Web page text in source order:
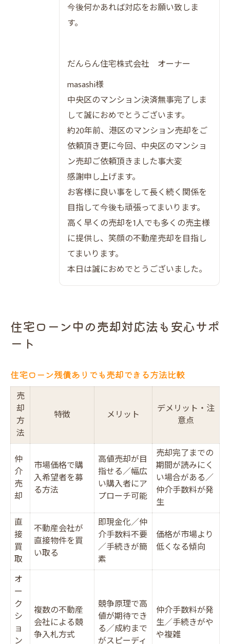
今後何かあれば対応をお願い致しま
す。
だんらん住宅株式会社 オーナー
masashi様
中央区のマンション決済無事完了しま
して誠におめでとうございます。
約20年前、港区のマンション売却をご
依頼頂き更に今回、中央区のマンショ
ン売却ご依頼頂きました事大変
感謝申し上げます。
お客様に良い事をして長く続く関係を
目指して今後も頑張ってまいります。
高く早くの売却を1人でも多くの売主様
に提供し、笑顔の不動産売却を目指し
てまいります。
本日は誠におめでとうございました。
住宅ローン中の売却対応法も安心サポ
ート
住宅ローン残債ありでも売却できる方法比較
売
却
方
法
特徴 メリット
デメリット・注
意点
仲
介
売
却
市場価格で購
入希望者を募
る方法
高値売却が目
指せる／幅広
い購入者にア
プローチ可能
売却完了までの
期間が読みにく
い場合がある／
仲介手数料が発
生
直
接
買
取
不動産会社が
直接物件を買
い取る
即現金化／仲
介手数料不要
／手続きが簡
素
価格が市場より
低くなる傾向
オ
ー
ク
シ
ョ
ン
複数の不動産
会社による競
争入札方式
競争原理で高
値が期待でき
る／成約まで
がスピーディ
仲介手数料が発
生／手続きがや
や複雑